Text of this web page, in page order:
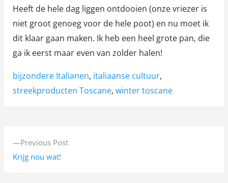
Heeft de hele dag liggen ontdooien (onze vriezer is
niet groot genoeg voor de hele poot) en nu moet ik
dit klaar gaan maken. Ik heb een heel grote pan, die
ga ik eerst maar even van zolder halen!
Tags:
bijzondere Italianen, italiaanse cultuur,
streekproducten Toscane, winter toscane
Previous PostP
Krijg nou wat!